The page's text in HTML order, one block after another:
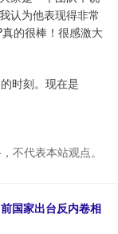
认为他表现得非常
的很棒！很感激大
时刻。现在是
不代表本站观点。
国家出台反内卷相